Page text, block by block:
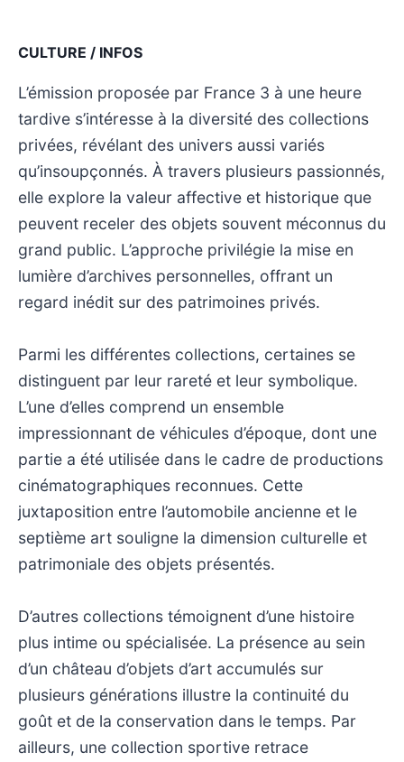
CULTURE / INFOS
L’émission proposée par France 3 à une heure
tardive s’intéresse à la diversité des collections
privées, révélant des univers aussi variés
qu’insoupçonnés. À travers plusieurs passionnés,
elle explore la valeur affective et historique que
peuvent receler des objets souvent méconnus du
grand public. L’approche privilégie la mise en
lumière d’archives personnelles, offrant un
regard inédit sur des patrimoines privés.
Parmi les différentes collections, certaines se
distinguent par leur rareté et leur symbolique.
L’une d’elles comprend un ensemble
impressionnant de véhicules d’époque, dont une
partie a été utilisée dans le cadre de productions
cinématographiques reconnues. Cette
juxtaposition entre l’automobile ancienne et le
septième art souligne la dimension culturelle et
patrimoniale des objets présentés.
D’autres collections témoignent d’une histoire
plus intime ou spécialisée. La présence au sein
d’un château d’objets d’art accumulés sur
plusieurs générations illustre la continuité du
goût et de la conservation dans le temps. Par
ailleurs, une collection sportive retrace